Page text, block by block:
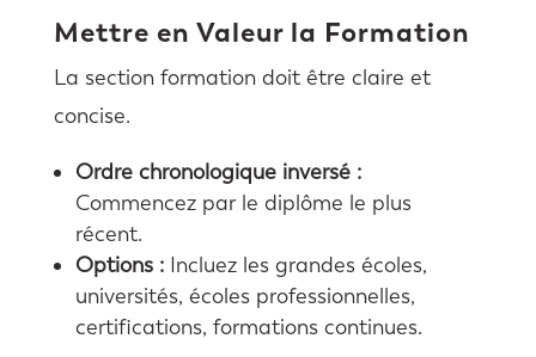
Mettre en Valeur la Formation
La section formation doit être claire et
concise.
Ordre chronologique inversé :
Commencez par le diplôme le plus
récent.
Options :Incluez les grandes écoles,
universités, écoles professionnelles,
certifications, formations continues.